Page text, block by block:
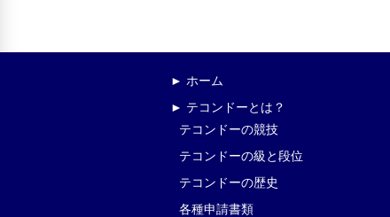
► ホーム
► テコンドーとは？
テコンドーの競技
テコンドーの級と段位
テコンドーの歴史
各種申請書類